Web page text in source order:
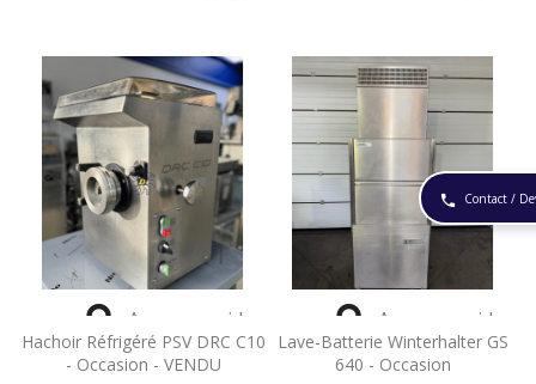
phone Contact /
Hachoir Réfrigéré PSV DRC C10
- Occasion - VENDU
 Aperçu rapide
Lave-Batterie Winterhalter GS
640 - Occasion
 Aperçu rapide